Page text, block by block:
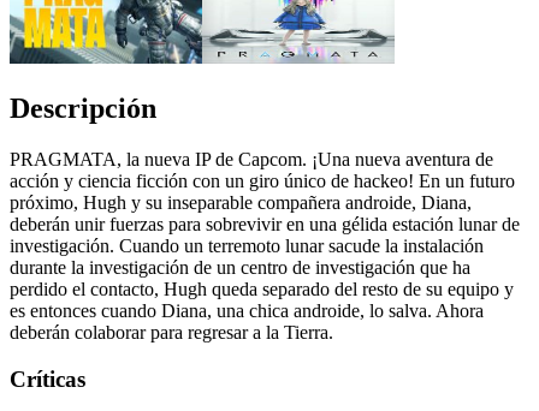
Descripción
PRAGMATA, la nueva IP de Capcom. ¡Una nueva aventura de
acción y ciencia ficción con un giro único de hackeo! En un futuro
próximo, Hugh y su inseparable compañera androide, Diana,
deberán unir fuerzas para sobrevivir en una gélida estación lunar de
investigación. Cuando un terremoto lunar sacude la instalación
durante la investigación de un centro de investigación que ha
perdido el contacto, Hugh queda separado del resto de su equipo y
es entonces cuando Diana, una chica androide, lo salva. Ahora
deberán colaborar para regresar a la Tierra.
Críticas